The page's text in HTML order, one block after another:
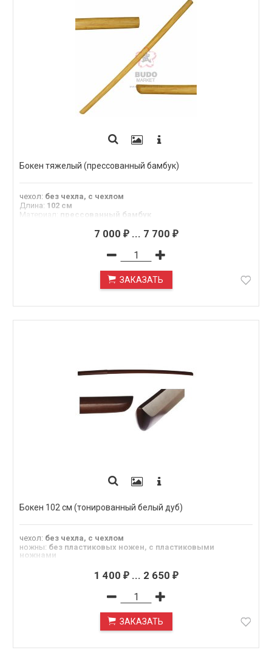
Бокен тяжелый (прессованный бамбук)
чехол: без чехла, с чехлом
Длина: 102 см
Материал прессованный бамбук
7 000 ₽... 7 700 ₽
ЗАКАЗАТЬ
Бокен 102 см (тонированный белый дуб)
чехол: без чехла, с чехлом
ножны: без пластиковых ножен, с пластиковыми
ножнами
1 400 ₽... 2 650 ₽
ЗАКАЗАТЬ